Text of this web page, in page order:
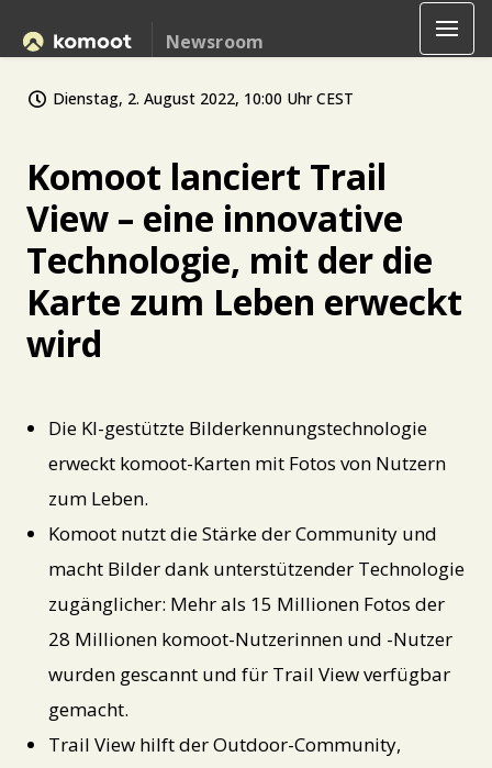
Newsroom
Dienstag, 2. August 2022, 10:00 Uhr CEST
Komoot lanciert Trail
View – eine innovative
Technologie, mit der die
Karte zum Leben erweckt
wird
Die KI-gestützte Bilderkennungstechnologie
erweckt komoot-Karten mit Fotos von Nutzern
zum Leben.
Komoot nutzt die Stärke der Community und
macht Bilder dank unterstützender Technologie
zugänglicher: Mehr als 15 Millionen Fotos der
28 Millionen komoot-Nutzerinnen und -Nutzer
wurden gescannt und für Trail View verfügbar
gemacht.
Trail View hilft der Outdoor-Community,